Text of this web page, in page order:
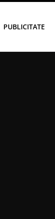
PUBLICITATE